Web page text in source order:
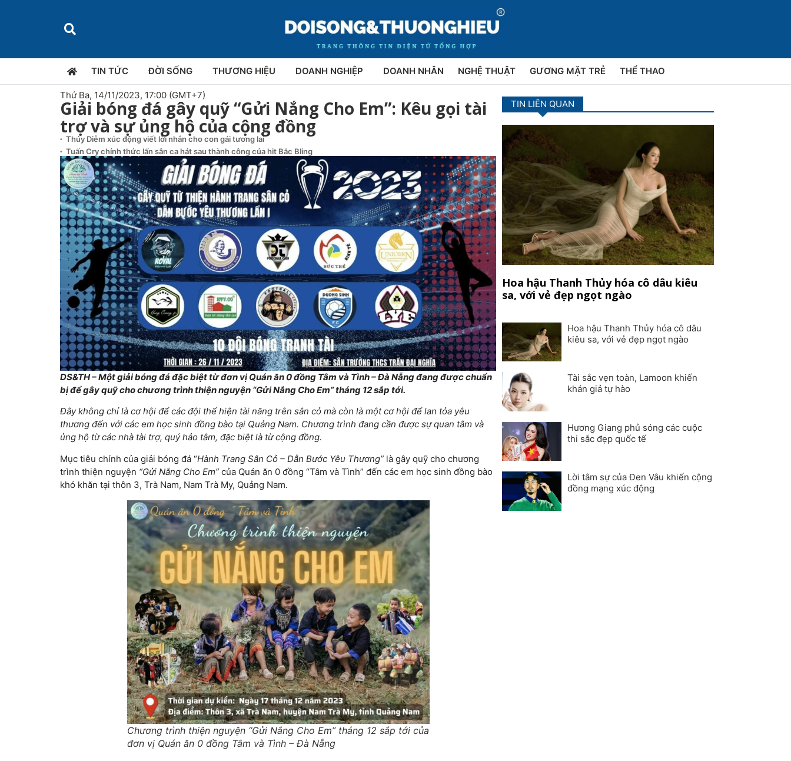
TIN TỨC ĐỜI SỐNG THƯƠNG HIỆU DOANH NGHIỆP DOANH NHÂN NGHỆ THUẬT GƯƠNG MẶT TRẺ THỂ THAO
Thứ Ba, 14/11/2023, 17:00 (GMT+7)
Giải bóng đá gây quỹ “Gửi Nắng Cho Em”: Kêu gọi tài
trợ và sự ủng hộ của cộng đồng
Thúy Diễm xúc động viết lời nhắn cho con gái tương lai
Tuấn Cry chính thức lấn sân ca hát sau thành công của hit Bắc Bling
DS&TH – Một giải bóng đá đặc biệt từ đơn vị Quán ăn 0 đồng Tâm và Tình – Đà Nẵng đang được chuẩn
bị để gây quỹ cho chương trình thiện nguyện “Gửi Nắng Cho Em” tháng 12 sắp tới.
Đây không chỉ là cơ hội để các đội thể hiện tài năng trên sân cỏ mà còn là một cơ hội để lan tỏa yêu
thương đến với các em học sinh đồng bào tại Quảng Nam. Chương trình đang cần được sự quan tâm và
ủng hộ từ các nhà tài trợ, quý hảo tâm, đặc biệt là từ cộng đồng.
Mục tiêu chính của giải bóng đá “Hành Trang Sân Cỏ – Dẫn Bước Yêu Thương” là gây quỹ cho chương
trình thiện nguyện “Gửi Nắng Cho Em” của Quán ăn 0 đồng “Tâm và Tình” đến các em học sinh đồng bào
khó khăn tại thôn 3, Trà Nam, Nam Trà My, Quảng Nam.
Chương trình thiện nguyện “Gửi Nắng Cho Em” tháng 12 sắp tới của
đơn vị Quán ăn 0 đồng Tâm và Tình – Đà Nẵng
TIN LIÊN QUAN
Hoa hậu Thanh Thủy hóa cô dâu kiêu
sa, với vẻ đẹp ngọt ngào
Hoa hậu Thanh Thủy hóa cô dâu
kiêu sa, với vẻ đẹp ngọt ngào
Tài sắc vẹn toàn, Lamoon khiến
khán giả tự hào
Hương Giang phủ sóng các cuộc
thi sắc đẹp quốc tế
Lời tâm sự của Đen Vâu khiến cộng
đồng mạng xúc động